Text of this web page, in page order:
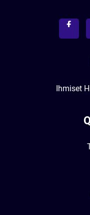
Ihmiset